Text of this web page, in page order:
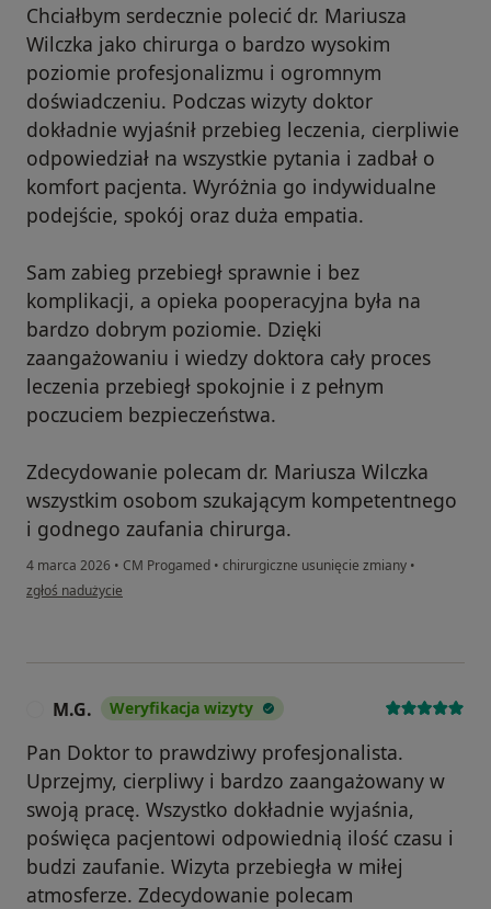
Chciałbym serdecznie polecić dr. Mariusza
Wilczka jako chirurga o bardzo wysokim
poziomie profesjonalizmu i ogromnym
doświadczeniu. Podczas wizyty doktor
dokładnie wyjaśnił przebieg leczenia, cierpliwie
odpowiedział na wszystkie pytania i zadbał o
komfort pacjenta. Wyróżnia go indywidualne
podejście, spokój oraz duża empatia.
Sam zabieg przebiegł sprawnie i bez
komplikacji, a opieka pooperacyjna była na
bardzo dobrym poziomie. Dzięki
zaangażowaniu i wiedzy doktora cały proces
leczenia przebiegł spokojnie i z pełnym
poczuciem bezpieczeństwa.
Zdecydowanie polecam dr. Mariusza Wilczka
wszystkim osobom szukającym kompetentnego
i godnego zaufania chirurga.
4 marca 2026 • CM Progamed • chirurgiczne usunięcie zmiany •
w opinii użytkownika Marcin G
zgłoś nadużycie
M.G. Weryfikacja wizyty
Pan Doktor to prawdziwy profesjonalista.
Uprzejmy, cierpliwy i bardzo zaangażowany w
swoją pracę. Wszystko dokładnie wyjaśnia,
poświęca pacjentowi odpowiednią ilość czasu i
budzi zaufanie. Wizyta przebiegła w miłej
atmosferze. Zdecydowanie polecam